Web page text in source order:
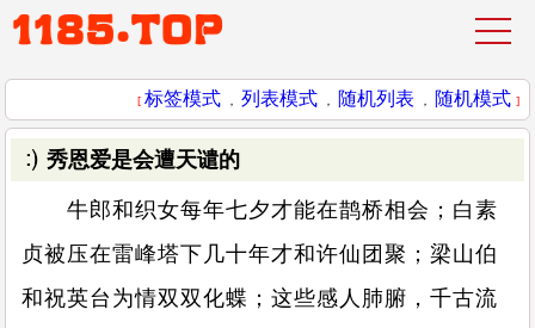
[ 标签模式 ， 列表模式 ， 随机列表 ， 随机模式 ]
秀恩爱是会遭天谴的
牛郎和织女每年七夕才能在鹊桥相会；白素
贞被压在雷峰塔下几十年才和许仙团聚；梁山伯
和祝英台为情双双化蝶；这些感人肺腑，千古流